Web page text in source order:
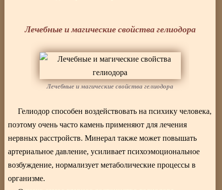
Лечебные и магические свойства гелиодора
Лечебные и магические свойства гелиодора
Гелиодор способен воздействовать на психику человека,
поэтому очень часто камень применяют для лечения
нервных расстройств. Минерал также может повышать
артериальное давление, усиливает психоэмоциональное
возбуждение, нормализует метаболические процессы в
организме.